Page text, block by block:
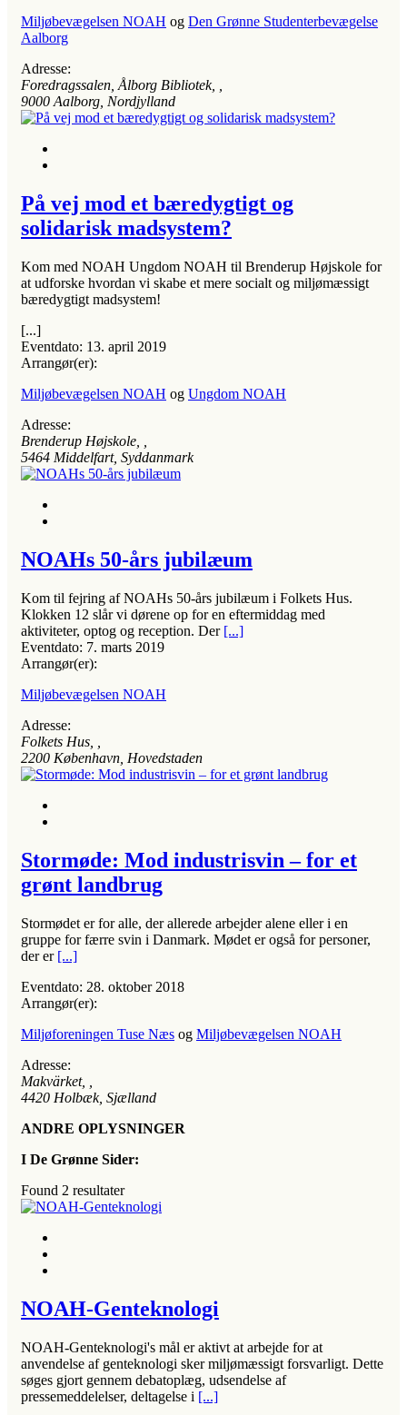
Miljøbevægelsen NOAH og Den Grønne Studenterbevægelse
Aalborg
Adresse:
Foredragssalen, Ålborg Bibliotek, ,
9000 Aalborg, Nordjylland
På vej mod et bæredygtigt og
solidarisk madsystem?
Kom med NOAH Ungdom NOAH til Brenderup Højskole for
at udforske hvordan vi skabe et mere socialt og miljømæssigt
bæredygtigt madsystem!
[...]
Eventdato: 13. april 2019
Arrangør(er):
Miljøbevægelsen NOAH og Ungdom NOAH
Adresse:
Brenderup Højskole
5464 Middelfart, Syddanmark
NOAHs 50-års jubilæum
Kom til fejring af NOAHs 50-års jubilæum i Folkets Hus.
Klokken 12 slår vi dørene op for en eftermiddag med
aktiviteter, optog og reception. Der [...]
Eventdato: 7. marts 2019
Arrangør(er):
Miljøbevægelsen NOAH
Adresse:
Folkets Hus
2200 København, Hovedstaden
Stormøde: Mod industrisvin – for et
grønt landbrug
Stormødet er for alle, der allerede arbejder alene eller i en
gruppe for færre svin i Danmark. Mødet er også for personer,
der er [...]
Eventdato: 28. oktober 2018
Arrangør(er):
Miljøforeningen Tuse Næs og Miljøbevægelsen NOAH
Adresse:
Makvärket, ,
4420 Holbæk, Sjælland
ANDRE OPLYSNINGER
I De Grønne Sider:
Found 2 resultater
NOAH-Genteknologi
NOAH-Genteknologi's mål er aktivt at arbejde for at
anvendelse af genteknologi sker miljømæssigt forsvarligt. Dette
søges gjort gennem debatoplæg, udsendelse af
pressemeddelelser, deltagelse i [...]